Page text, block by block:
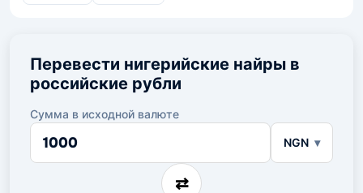
Перевести нигерийские найры в
российские рубли
Сумма в исходной валюте
Сумма
исходной
NGN
⇄